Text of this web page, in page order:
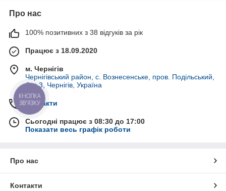
Про нас
100% позитивних з 38 відгуків за рік
Працює з 18.09.2020
м. Чернігів
Чернігівський район, с. Вознесенське, пров. Подільський,
буд.3, Чернігів, Україна
Контакти
Сьогодні працює з 08:30 до 17:00
Показати весь графік роботи
Про нас
Контакти
КНОПКА
ЗВ'ЯЗКУ